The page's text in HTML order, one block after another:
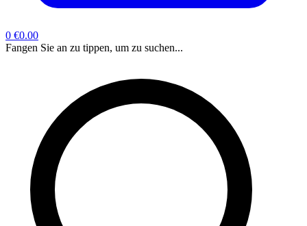
0 €0.00
Fangen Sie an zu tippen, um zu suchen...